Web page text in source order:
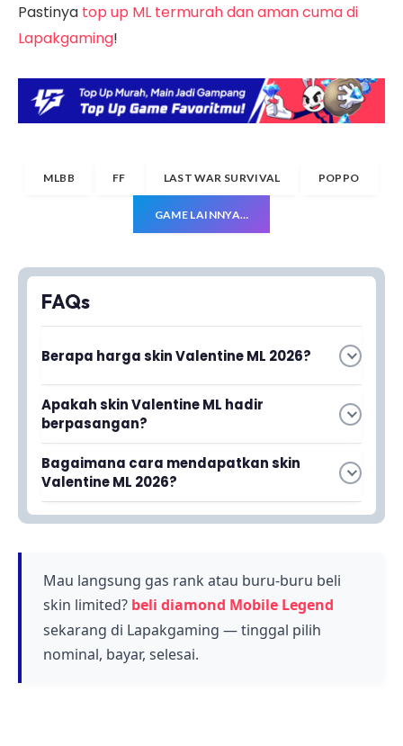
Pastinya top up ML termurah dan aman cuma di
Lapakgaming!
MLBB FF LAST WAR SURVIVAL POPPO
GAME LAINNYA…
FAQs
Berapa harga skin Valentine ML 2026?
Harga skin Valentine ML 2026 belum diumumkan
secara resmi oleh Moonton, tetapi biasanya
berkisar antara 899 hingga 1299 diamond untuk
setiap skin tergantung rarity dan efek visualnya.
Apakah skin Valentine ML hadir
berpasangan?
Ya, skin bertema Valentine di Mobile Legends
biasanya hadir berpasangan untuk dua hero
tertentu, dirancang khusus untuk merayakan
Hari Kasih Sayang dengan tema romantis.
Bagaimana cara mendapatkan skin
Valentine ML 2026?
Skin Valentine ML 2026 dapat diperoleh dengan
kemudian menukarnya di dalam shop game
pada periode skin tersebut tersedia.
Mau langsung gas rank atau buru-buru beli
skin limited? beli diamond Mobile Legend
sekarang di Lapakgaming — tinggal pilih
nominal, bayar, selesai.